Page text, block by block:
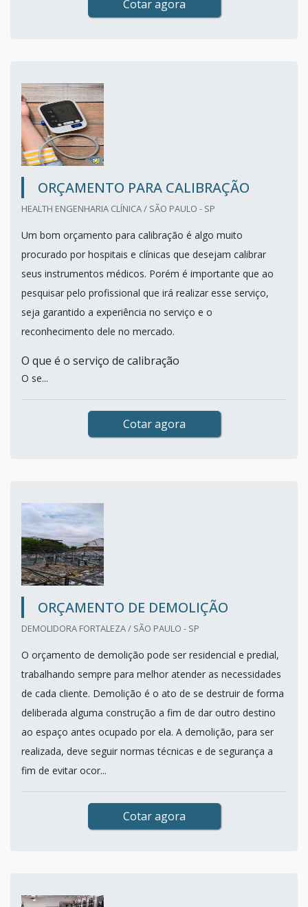
Cotar agora
ORÇAMENTO PARA CALIB­RAÇÃO
HEALTH ENGENHARIA CLÍNICA / SÃO PAULO - SP
Um bom orçamento para calib­ração é algo muito
procurado por hospitais e clínicas que desejam calibrar
seus instrumentos médicos. Porém é importante que ao
pesquisar pelo profissional que irá realizar esse serviço,
seja garantido a experiência no serviço e o
reconhecimento dele no mercado.
O que é o serviço de calibração
O se...
Cotar agora
ORÇAMENTO DE DEMOLIÇÃO
DEMOLIDORA FORTALEZA / SÃO PAULO - SP
O orçamento de demolição pode ser residencial e predial,
trabalhando sempre para melhor atender as necessidades
de cada cliente. Demolição é o ato de se destruir de forma
deliberada alguma construção a fim de dar outro destino
ao espaço antes ocupado por ela. A demolição, para ser
realizada, deve seguir normas técnicas e de segurança a
fim de evitar ocor...
Cotar agora